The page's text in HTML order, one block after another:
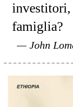
investitori,
famiglia?
John